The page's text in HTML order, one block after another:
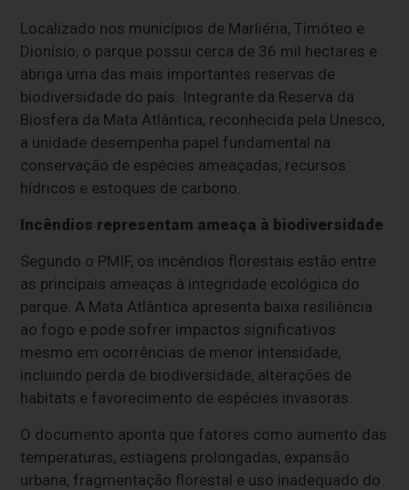
Localizado nos municípios de Marliéria, Timóteo e
Dionísio, o parque possui cerca de 36 mil hectares e
abriga uma das mais importantes reservas de
biodiversidade do país. Integrante da Reserva da
Biosfera da Mata Atlântica, reconhecida pela Unesco,
a unidade desempenha papel fundamental na
conservação de espécies ameaçadas, recursos
hídricos e estoques de carbono.
Incêndios representam ameaça à biodiversidade
Segundo o PMIF, os incêndios florestais estão entre
as principais ameaças à integridade ecológica do
parque. A Mata Atlântica apresenta baixa resiliência
ao fogo e pode sofrer impactos significativos
mesmo em ocorrências de menor intensidade,
incluindo perda de biodiversidade, alterações de
habitats e favorecimento de espécies invasoras.
O documento aponta que fatores como aumento das
temperaturas, estiagens prolongadas, expansão
urbana, fragmentação florestal e uso inadequado do